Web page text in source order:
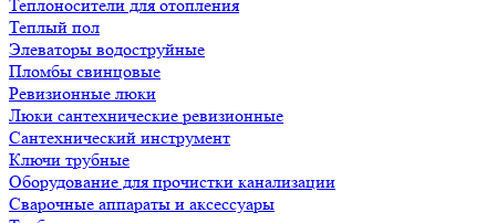
Теплоносители для отопления
Теплый пол
Элеваторы водоструйные
Пломбы свинцовые
Ревизионные люки
Люки сантехнические ревизионные
Сантехнический инструмент
Ключи трубные
Оборудование для прочистки канализации
Сварочные аппараты и аксессуары